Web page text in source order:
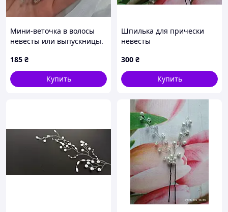
Мини-веточка в волосы
невесты или выпускницы.
185 ₴
Купить
Шпилька для прически
невесты
300 ₴
Купить